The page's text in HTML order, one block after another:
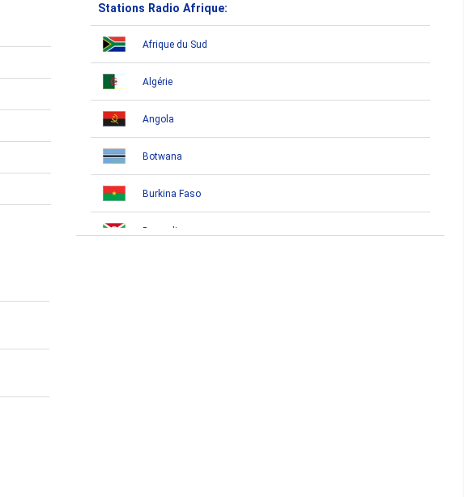
Stations Radio Afrique:
Afrique du Sud
Algérie
Angola
Botwana
Burkina Faso
Burundi